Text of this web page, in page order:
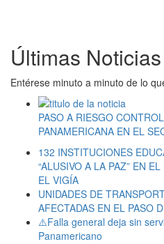
Últimas Noticias
Entérese minuto a minuto de lo
PASO A RIESGO
PANAMERICANA EN EL
132 INSTITUCIONES
“ALUSIVO A LA PAZ” EN
EL VIGÍA
UNIDADES DE
AFECTADAS EN EL PASO
⚠️Falla general deja sin
Panamericano